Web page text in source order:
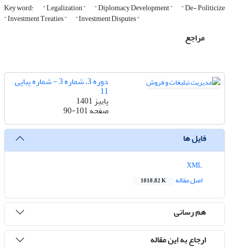
Key word: “ Legalization ” “ Diplomacy Development ” “ De- Politicize
“ Investment Treaties ” ” Investment Disputes "
مراجع
دوره 3، شماره 3 - شماره پیاپی
11
پاییز 1401
صفحه90-101
فایل ها
اصل مقاله
1018.82 K
هم رسانی
ارجاع به این مقاله